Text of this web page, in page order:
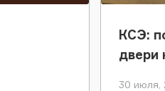
КСЭ:
двери
30 июля,